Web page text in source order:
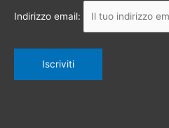
Indirizzo email: